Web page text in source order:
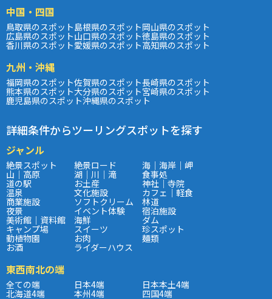
中国・四国
鳥取県のスポット島根県のスポット岡山県のスポット
広島県のスポット山口県のスポット徳島県のスポット
香川県のスポット愛媛県のスポット高知県のスポット
九州・沖縄
福岡県のスポット佐賀県のスポット長崎県のスポット
熊本県のスポット大分県のスポット宮崎県のスポット
鹿児島県のスポット沖縄県のスポット
詳細条件からツーリングスポットを探す
ジャンル
絶景スポット 絶景ロード 海｜海岸｜岬
山｜高原 湖｜川｜滝 食事処
道の駅 お土産 神社｜寺院
温泉 文化施設 カフェ｜軽食
商業施設 ソフトクリーム 林道
夜景 イベント体験 宿泊施設
美術館｜資料館 海鮮 ダム
キャンプ場 スイーツ 珍スポット
動植物園 お肉 麺類
お酒 ライダーハウス
東西南北の端
全ての端 日本4端 日本本土4端
北海道4端 本州4端 四国4端